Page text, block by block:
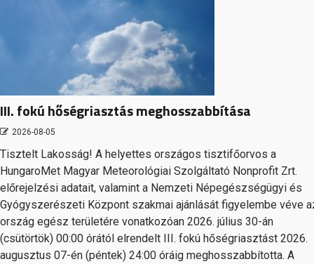
III. fokú hőségriasztás meghosszabbítása
2026-08-05
Tisztelt Lakosság! A helyettes országos tisztifőorvos a
HungaroMet Magyar Meteorológiai Szolgáltató Nonprofit Zrt.
előrejelzési adatait, valamint a Nemzeti Népegészségügyi és
Gyógyszerészeti Központ szakmai ajánlását figyelembe véve
ország egész területére vonatkozóan 2026. július 30-án
(csütörtök) 00:00 órától elrendelt III. fokú hőségriasztást 2026.
augusztus 07-én (péntek) 24:00 óráig meghosszabbította. A